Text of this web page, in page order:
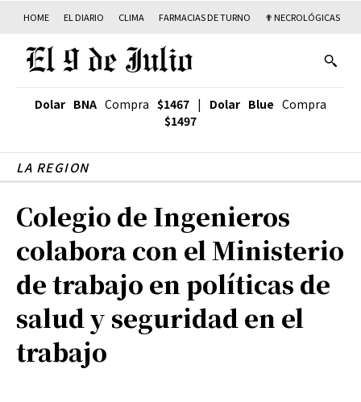
HOME EL DIARIO CLIMA FARMACIAS DE TURNO ✟ NECROLÓGICAS
Dolar BNA Compra $1467 | Dolar Blue Compra
$1497
LA REGION
Colegio de Ingenieros
colabora con el Ministerio
de trabajo en políticas de
salud y seguridad en el
trabajo